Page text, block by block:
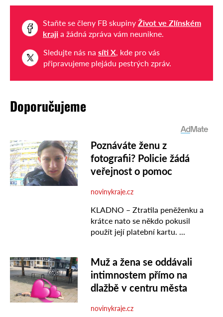
Staňte se členy FB skupiny Život ve Zlínském
kraji a žádná zpráva vám neunikne.
Sledujte nás na síti X, kde pro vás
připravujeme plejádu pestrých zpráv.
Doporučujeme